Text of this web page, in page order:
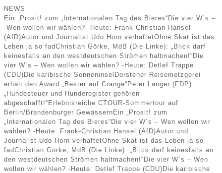
NEWS
Ein „Prosit! zum „Internationalen Tag des Bieres“ Die vier W´s –
Wen wollen wir wählen? -Heute: Frank-Christian Hansel
(AfD)Autor und Journalist Udo Horn verhaftetOhne Skat ist das
Leben ja so fadChristian Görke, MdB (Die Linke): „Blick darf
keinesfalls an den westdeutschen Strömen haltmachen!“ Die
vier W´s – Wen wollen wir wählen? -Heute: Detlef Trappe
(CDU) Die karibische Sonneninsel Dorstener Reisemetzgerei
erhält den Award „Bester auf Crange“ Peter Langer (FDP):
„Hundesteuer und Hunderegister gehören
abgeschafft!“ Erlebnisreiche CTOUR-Sommertour auf
Berlin/Brandenburger Gewässern Ein „Prosit! zum
„Internationalen Tag des Bieres“ Die vier W´s – Wen wollen wir
wählen? -Heute: Frank-Christian Hansel (AfD)Autor und
Journalist Udo Horn verhaftetOhne Skat ist das Leben ja so
fadChristian Görke, MdB (Die Linke): „Blick darf keinesfalls an
den westdeutschen Strömen haltmachen!“ Die vier W´s – Wen
wollen wir wählen? -Heute: Detlef Trappe (CDU) Die karibische